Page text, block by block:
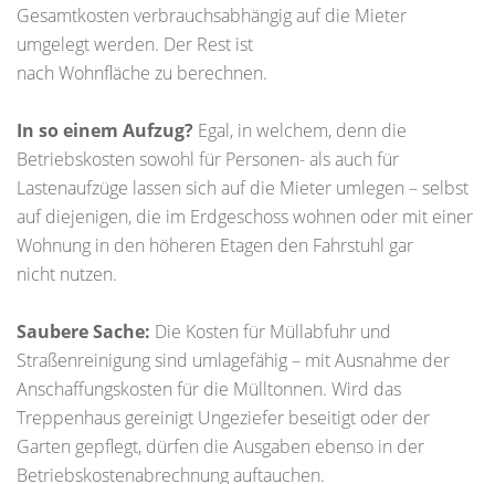
Gesamtkosten verbrauchsabhängig auf die Mieter
umgelegt werden. Der Rest ist
nach Wohnfläche zu berechnen.
In so einem Aufzug? Egal, in welchem, denn die
Betriebskosten sowohl für Personen- als auch für
Lastenaufzüge lassen sich auf die Mieter umlegen – selbst
auf diejenigen, die im Erdgeschoss wohnen oder mit einer
Wohnung in den höheren Etagen den Fahrstuhl gar
nicht nutzen.
Saubere Sache: Die Kosten für Müllabfuhr und
Straßenreinigung sind umlagefähig – mit Ausnahme der
Anschaffungskosten für die Mülltonnen. Wird das
Treppenhaus gereinigt Ungeziefer beseitigt oder der
Garten gepflegt, dürfen die Ausgaben ebenso in der
Betriebskostenabrechnung auftauchen.